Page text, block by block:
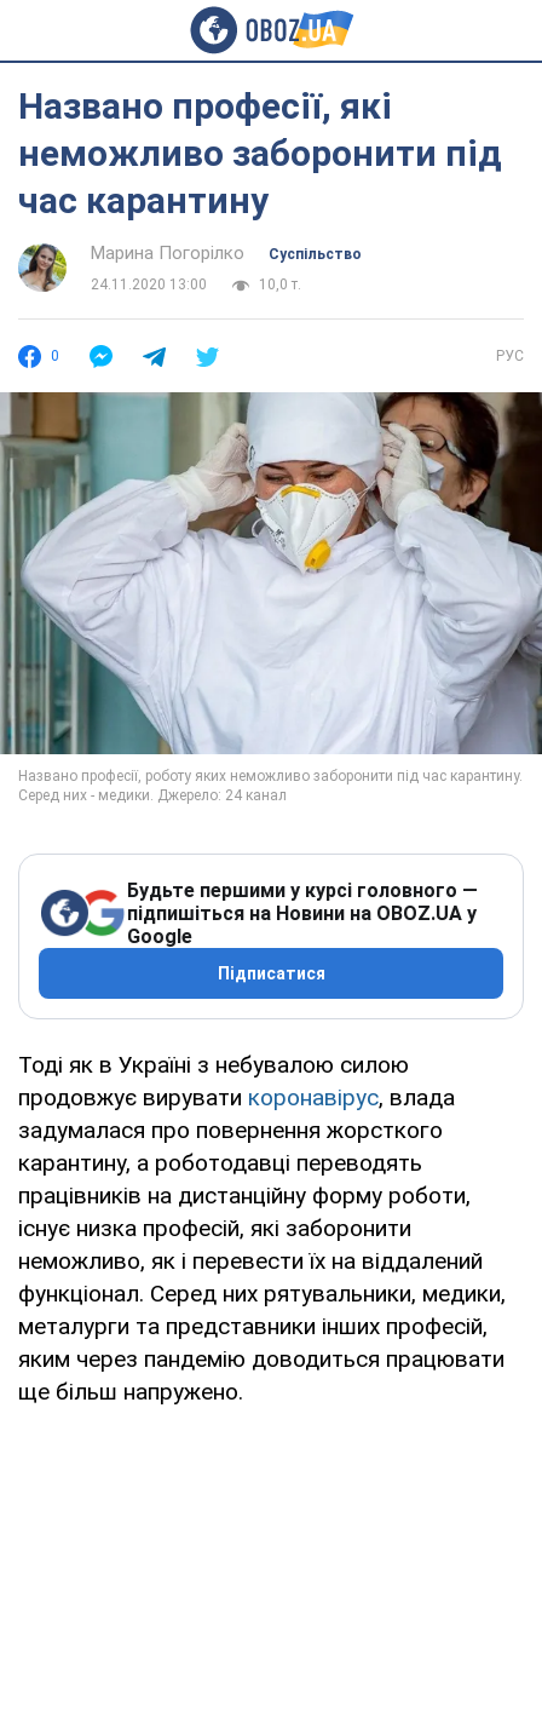
Названо професії, які
неможливо заборонити під
час карантину
Марина Погорілко
Суспільство
24.11.2020 13:00
10,0 т.
0 РУС
Будьте першими у курсі головного —
підпишіться на Новини на OBOZ.UA у
Google
Підписатися
Тоді як в Україні з небувалою силою
продовжує вирувати коронавірус, влада
задумалася про повернення жорсткого
карантину, а роботодавці переводять
працівників на дистанційну форму роботи,
існує низка професій, які заборонити
неможливо, як і перевести їх на віддалений
функціонал. Серед них рятувальники, медики,
металурги та представники інших професій,
яким через пандемію доводиться працювати
ще більш напружено.